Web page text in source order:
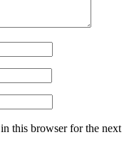
this browser for the next